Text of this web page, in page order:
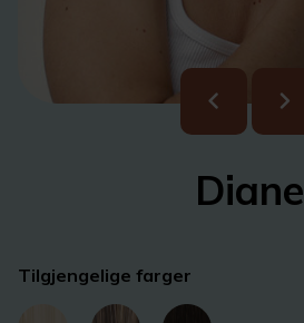
Diane
Tilgjengelige farger